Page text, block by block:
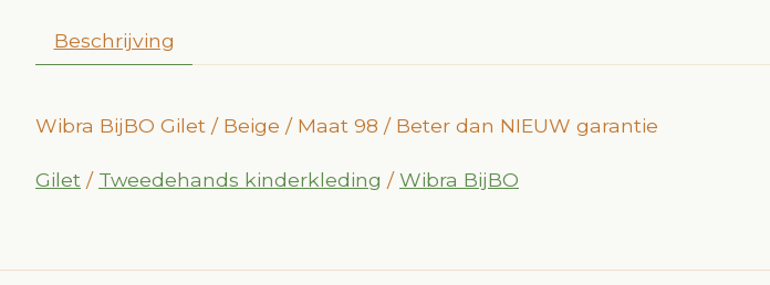
Beschrijving
Wibra BijBO Gilet / Beige / Maat 98 / Beter dan NIEUW garantie
Gilet / Tweedehands kinderkleding /Wibra BijBO